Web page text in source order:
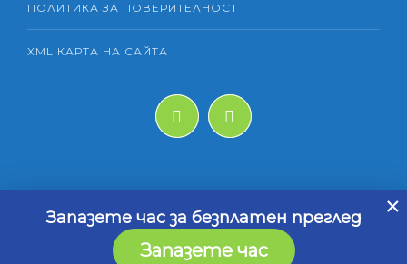
ПОЛИТИКА ЗА ПОВЕРИТЕЛНОСТ
XML КАРТА НА САЙТА
© 2025 Всички права запазени | Изработка на сайт
×
Запазете час за безплатен преглед
Запазете час